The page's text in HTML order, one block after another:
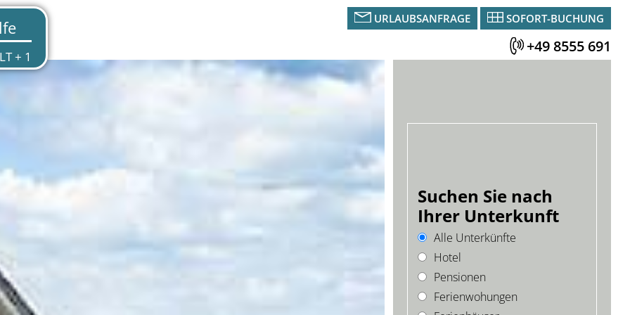
URLAUBSANFRAGE SOFORT-BUCHUNG
+49 8555 691
Suchen Sie nach
Ihrer Unterkunft
Alle Unterkünfte
Hotel
Pensionen
Ferienwohungen